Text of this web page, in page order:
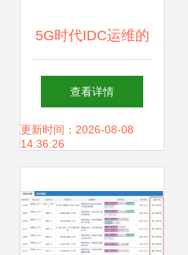
5G时代IDC运维的
转型之路 存储支持
服务的挑战与机遇
查看详情
更新时间：2026-08-08
14:36:26